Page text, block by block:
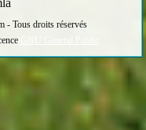
- Tous droits réservés